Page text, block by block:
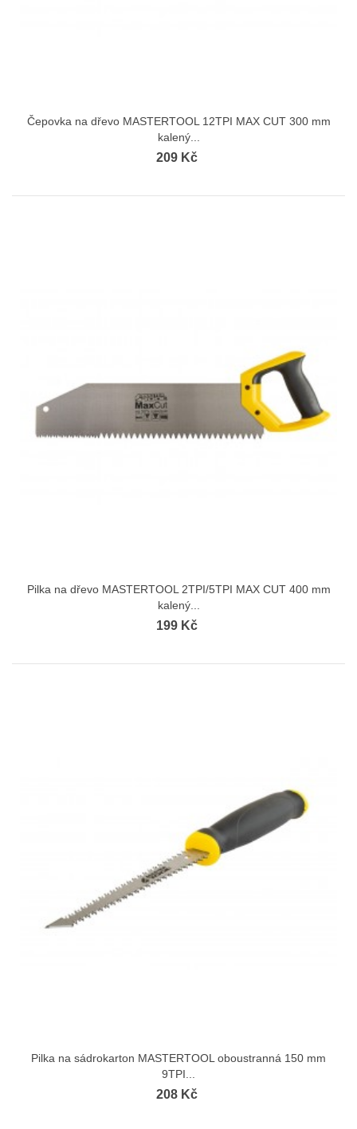
Čepovka na dřevo MASTERTOOL 12TPI MAX CUT 300 mm
kalený...
209 Kč
Pilka na dřevo MASTERTOOL 2TPI/5TPI MAX CUT 400 mm
kalený...
199 Kč
Pilka na sádrokarton MASTERTOOL oboustranná 150 mm
9TPI...
208 Kč